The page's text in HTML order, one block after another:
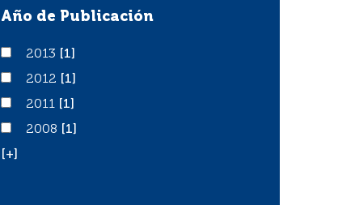
Año de Publicación
20132013
[1]
20122012
[1]
20112011
[1]
20082008
[1]
[+]